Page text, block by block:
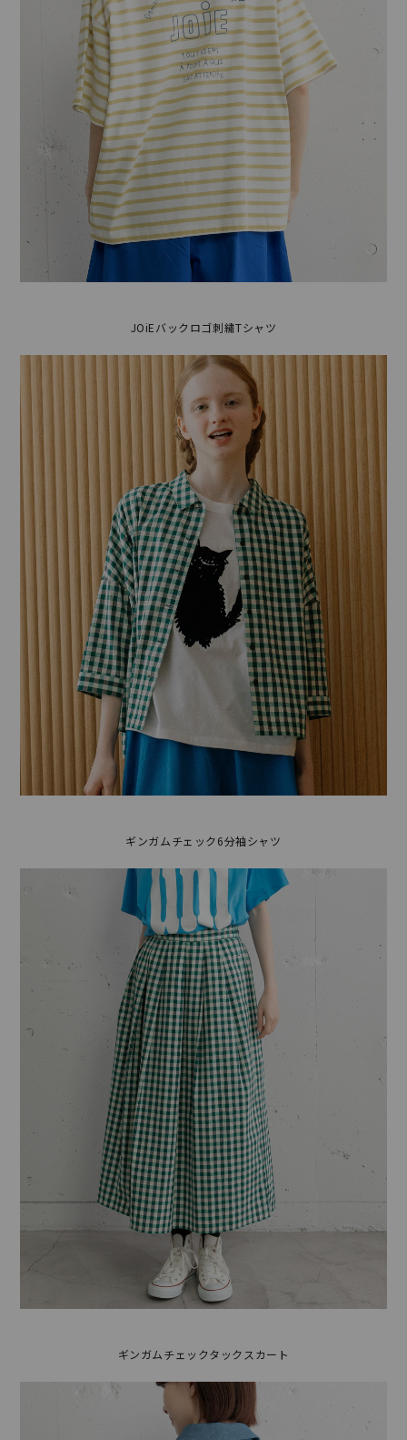
JOiEバックロゴ刺繍Tシャツ
ギンガムチェック6分袖シャツ
ギンガムチェックタックスカート